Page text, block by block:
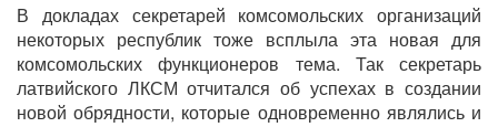
В докладах секретарей комсомольских организаций
некоторых республик тоже всплыла эта новая для
комсомольских функционеров тема. Так секретарь
латвийского ЛКСМ отчитался об успехах в создании
новой обрядности, которые одновременно являлись и